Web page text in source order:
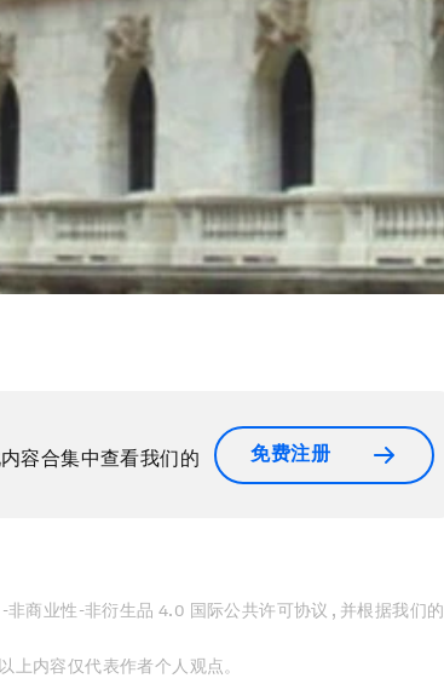
容合集中查看我们的
免费注册
商业性-非衍生品 4.0 国际公共许可协议 , 并根据我们的
上内容仅代表作者个人观点。